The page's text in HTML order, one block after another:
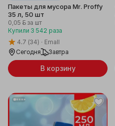
Пакеты для мусора Mr. Proffy
35 л, 50 шт
0,05 ƃ за шт
Купили 3 542 раза
4.7 (34)
Emall
Сегодня
Завтра
В корзину